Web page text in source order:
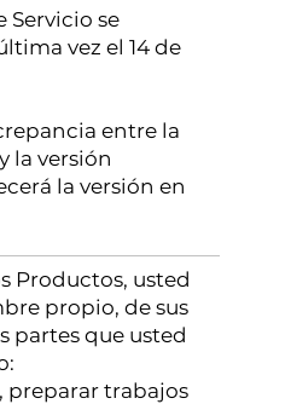
Servicio se
vez el 14 de
entre la
la versión
la versión en
Productos, usted
propio, de sus
partes que usted
trabajos